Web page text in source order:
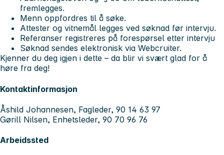
fremlegges.
Menn oppfordres til å søke.
Attester og vitnemål legges ved søknad før intervju.
Referanser registreres på forespørsel etter intervju
Søknad sendes elektronisk via Webcruiter.
Kjenner du deg igjen i dette – da blir vi svært glad for å
høre fra deg!
Kontaktinformasjon
Åshild Johannesen, Fagleder, 90 14 63 97
Gørill Nilsen, Enhetsleder, 90 70 96 76
Arbeidssted